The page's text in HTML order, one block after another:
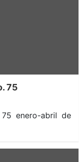
75
enero-abril de